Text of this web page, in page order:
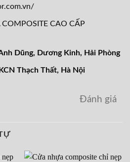
CAO CẤP
Dũng, Dương Kinh, Hải Phòng
KCN Thạch Thất, Hà Nội
Đánh giá